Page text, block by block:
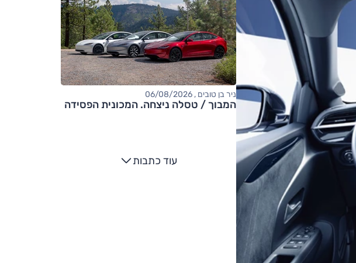
ניר בן טובים , 06/08/2026
המבוך / טסלה ניצחה. המכונית הפסידה
עוד כתבות